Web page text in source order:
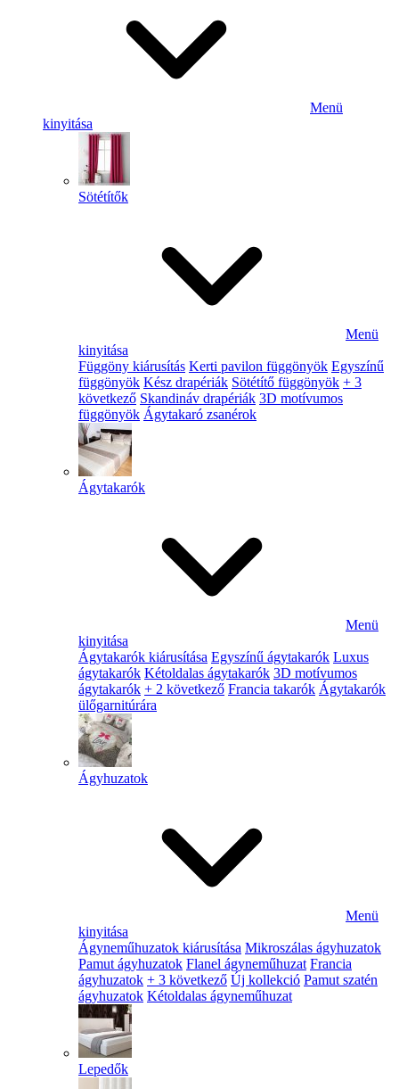
Menü
kinyitása
Sötétítők
Menü
kinyitása
Függöny kiárusítás Kerti pavilon függönyök Egyszínű
függönyök Kész drapériák Sötétítő függönyök + 3
következő Skandináv drapériák 3D motívumos
függönyök Ágytakaró zsanérok
Ágytakarók
Menü
kinyitása
Ágytakarók kiárusítása Egyszínű ágytakarók Luxus
ágytakarók Kétoldalas ágytakarók 3D motívumos
ágytakarók + 2 következő Francia takarók Ágytakarók
ülőgarnitúrára
Ágyhuzatok
Menü
kinyitása
Ágyneműhuzatok kiárusítása Mikroszálas ágyhuzatok
Pamut ágyhuzatok Flanel ágyneműhuzat Francia
ágyhuzatok + 3 következő Új kollekció Pamut szatén
ágyhuzatok Kétoldalas ágyneműhuzat
Lepedők